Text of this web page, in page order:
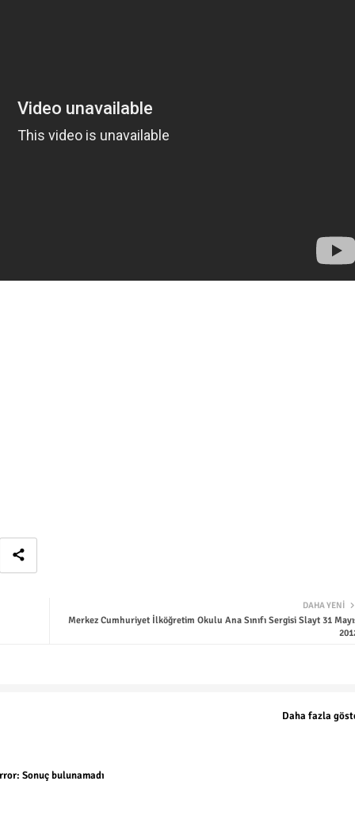
DAHA YENI
Merkez Cumhuriyet İlköğretim Okulu Ana Sınıfı Sergisi Slayt 31
Daha fazla
Sonuç bulunamadı